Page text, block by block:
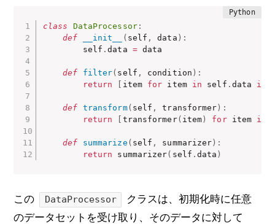
class DataProcessor:
def
__init__ ( self , data ) :
        self
.data = data
def filter( self , condition ) :
return
item for item in self . data if
def transform( self , transformer ) :
return
transformer( item ) for item in
def summarize ( self , summarizer ) :
return summarizer( self .data )
この DataProcessor
クラスは、初期化時に任意
のデータセットを受け取り、そのデータに対して